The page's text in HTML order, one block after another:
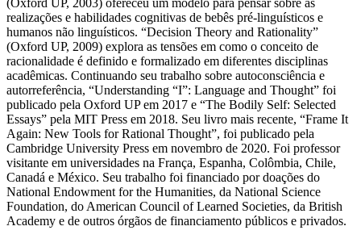
realizações e habilidades cognitivas de bebês pré-linguísticos e
humanos não linguísticos. “Decision Theory and Rationality”
(Oxford UP, 2009) explora as tensões em como o conceito de
racionalidade é definido e formalizado em diferentes disciplinas
acadêmicas. Continuando seu trabalho sobre autoconsciência e
autorreferência, “Understanding “I”: Language and Thought” foi
publicado pela Oxford UP em 2017 e “The Bodily Self: Selected
Essays” pela MIT Press em 2018. Seu livro mais recente, “Frame It
Again: New Tools for Rational Thought”, foi publicado pela
Cambridge University Press em novembro de 2020. Foi professor
visitante em universidades na França, Espanha, Colômbia, Chile,
Canadá e México. Seu trabalho foi financiado por doações do
National Endowment for the Humanities, da National Science
Foundation, do American Council of Learned Societies, da British
Academy e de outros órgãos de financiamento públicos e privados.